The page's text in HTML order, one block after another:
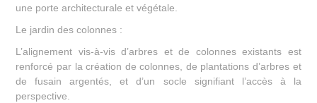
une porte architecturale et végétale.
Le jardin des colonnes :
L’alignement vis-à-vis d’arbres et de colonnes existants est
renforcé par la création de colonnes, de plantations d’arbres et
de fusain argentés, et d’un socle signifiant l’accès à la
perspective.